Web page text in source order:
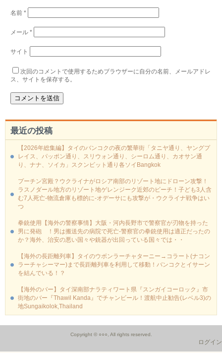
名前*
メール*
サイト
次回のコメントで使用するためブラウザーに自分の名前、メールアドレ
ス、サイトを保存する。
最近の投稿
【2026年総集編】タイのバンコクの夜の繁華街「タニヤ通り、ヤングプ
レイス、パッポン通り、スリウォン通り、シーロム通り、カオサン通
り、ナナ、ソイカ」スクンビット通り各ソイBangkok
プーチン宮殿？ウクライナがロシア南部のリゾート地にドローン攻撃！
ラスノダール地方のリゾート地ゲレンジーク近郊のビーチ！子ども3人含
む7人死亡-物流倉庫も標的に‐オデーサにも攻撃が・ウクライナ戦争はい
つ
拳銃使用【海外の警察事情】大阪・河内長野市で警察官が刃物を持った
男に発砲 ！男は搬送先の病院で死亡-警察官の拳銃使用は適正だったの
か？海外、治安の悪い国々や銃器が出回っている国々では・・
【海外の長距離列車】タイのウボンラーチャターニー→コラート(ナコン
ラーチャシーマー)まで長距離列車を利用して移動！バンコクとイサーン
を結んでいる！？
【海外のバー】タイ深南部ナラティワート県『スンガイコーロック』市
街地のバー『Thawil Kanda』でチャンビール！渡航中止勧告(レベル3)の
地Sungaikolok,Thailand
Copyright © ○○○, All rights reserved.
ログイン